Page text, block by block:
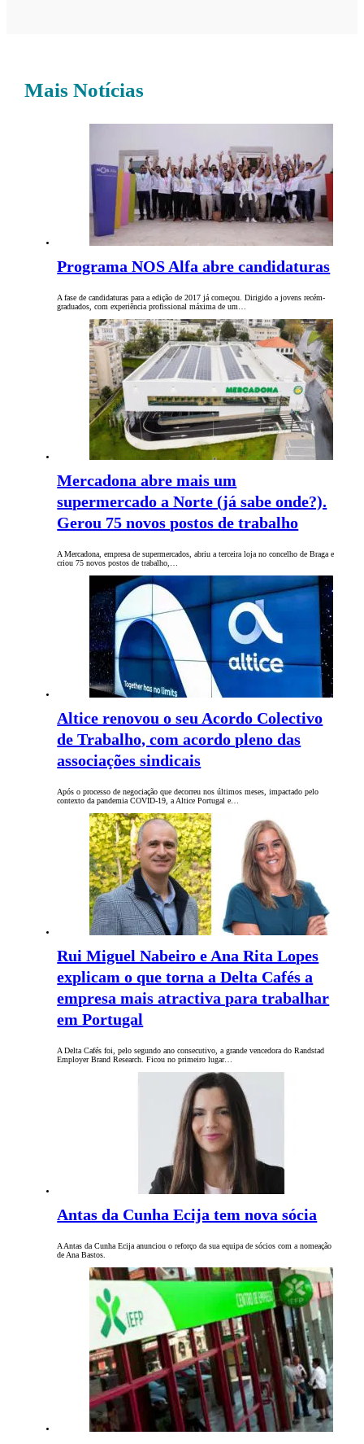
Mais Notícias
Programa NOS Alfa abre candidaturas
A fase de candidaturas para a edição de 2017 já começou. Dirigido a jovens recém-
graduados, com experiência profissional máxima de um…
Mercadona abre mais um
supermercado a Norte (já sabe onde?).
Gerou 75 novos postos de trabalho
A Mercadona, empresa de supermercados, abriu a terceira loja no concelho de Braga e
criou 75 novos postos de trabalho,…
Altice renovou o seu Acordo Colectivo
de Trabalho, com acordo pleno das
associações sindicais
Após o processo de negociação que decorreu nos últimos meses, impactado pelo
contexto da pandemia COVID-19, a Altice Portugal e…
Rui Miguel Nabeiro e Ana Rita Lopes
explicam o que torna a Delta Cafés a
empresa mais atractiva para trabalhar
em Portugal
A Delta Cafés foi, pelo segundo ano consecutivo, a grande vencedora do Randstad
Employer Brand Research. Ficou no primeiro lugar…
Antas da Cunha Ecija tem nova sócia
A Antas da Cunha Ecija anunciou o reforço da sua equipa de sócios com a nomeação
de Ana Bastos.